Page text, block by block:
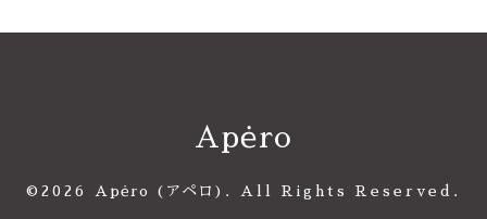
Apėro
©2026 Apėro (アペロ) . All Rights Reserved.